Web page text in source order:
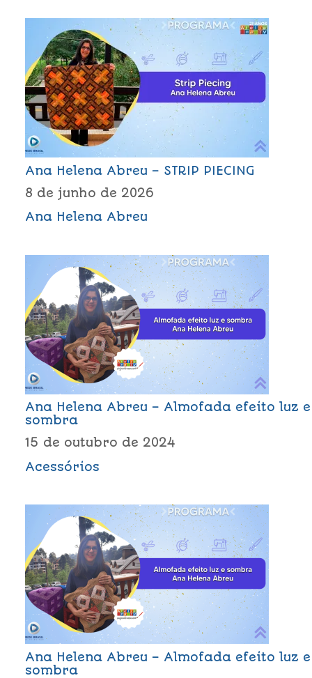
Ana Helena Abreu – STRIP PIECING
8 de junho de 2026
Ana Helena Abreu
Ana Helena Abreu – Almofada efeito luz e
sombra
15 de outubro de 2024
Acessórios
Ana Helena Abreu – Almofada efeito luz e
sombra